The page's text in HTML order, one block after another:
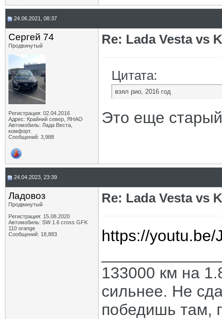
24.06.2021, 08:37
Сергей 74
Продвинутый
Регистрация: 02.04.2016
Адрес: Крайний север, ЯНАО
Автомобиль: Лада Веста,
комфорт.
Сообщений: 3,988
Re: Lada Vesta vs
Цитата:
взял рио, 2016 год
Это еще
24.04.2023, 23:39
Ладовоз
Продвинутый
Регистрация: 15.08.2020
Автомобиль: SW 1.6 cross GFK
110 orange
Сообщений: 18,883
Re: Lada Vesta vs
https://youtu.be/
133000 км на
сильнее. Не
победишь там,